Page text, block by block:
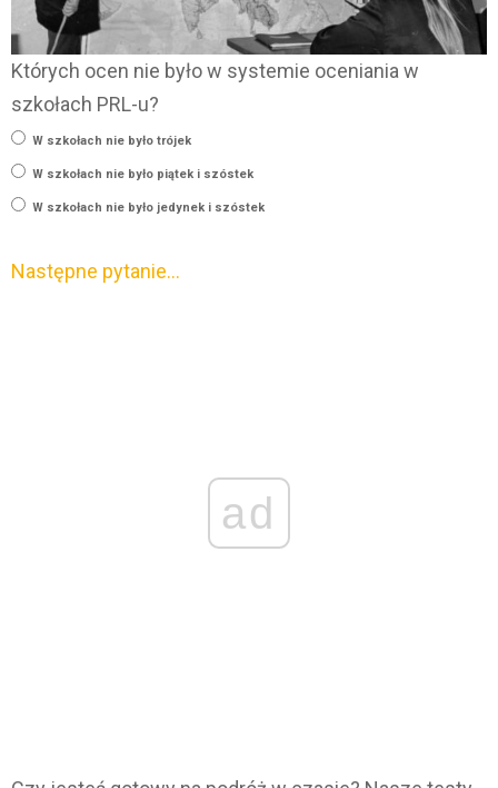
Których ocen nie było w systemie oceniania w
szkołach PRL-u?
W szkołach nie było trójek
W szkołach nie było piątek i szóstek
W szkołach nie było jedynek i szóstek
Następne pytanie…
ad